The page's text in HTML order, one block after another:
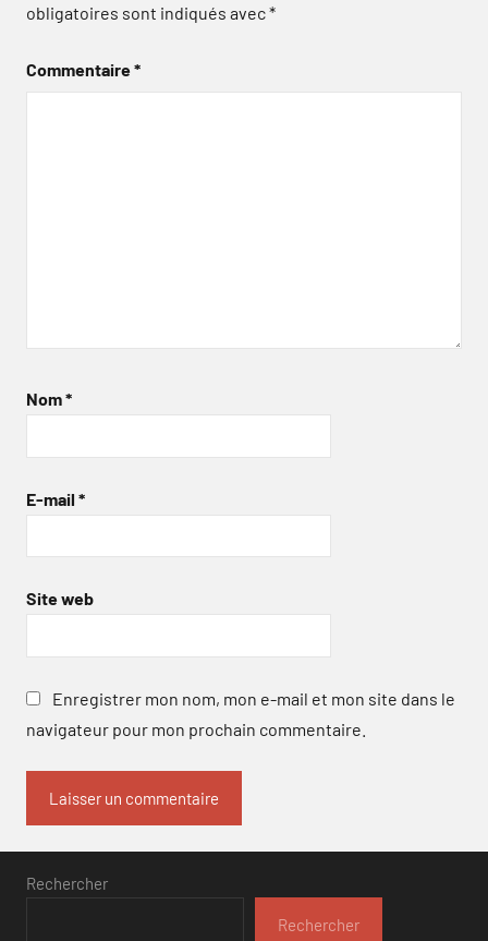
obligatoires sont indiqués avec*
Commentaire*
Nom*
E-mail *
Site web
Enregistrer mon nom, mon e-mail et mon site dans le
navigateur pour mon prochain commentaire.
Rechercher
Rechercher